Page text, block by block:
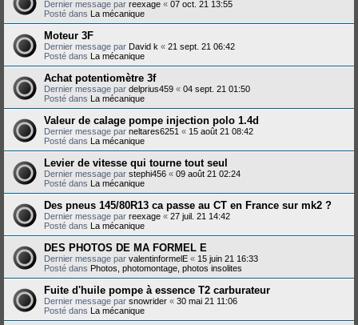
Dernier message par reexage « 07 oct. 21 13:55
Posté dans La mécanique
Moteur 3F
Dernier message par David k « 21 sept. 21 06:42
Posté dans La mécanique
Achat potentiomètre 3f
Dernier message par delprius459 « 04 sept. 21 01:50
Posté dans La mécanique
Valeur de calage pompe injection polo 1.4d
Dernier message par neltares6251 « 15 août 21 08:42
Posté dans La mécanique
Levier de vitesse qui tourne tout seul
Dernier message par stephi456 « 09 août 21 02:24
Posté dans La mécanique
Des pneus 145/80R13 ca passe au CT en France sur mk2 ?
Dernier message par reexage « 27 juil. 21 14:42
Posté dans La mécanique
DES PHOTOS DE MA FORMEL E
Dernier message par valentinformelE « 15 juin 21 16:33
Posté dans Photos, photomontage, photos insolites
Fuite d'huile pompe à essence T2 carburateur
Dernier message par snowrider « 30 mai 21 11:06
Posté dans La mécanique